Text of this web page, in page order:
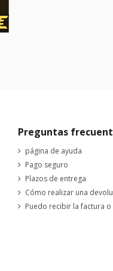
Preguntas
página de ayuda
Pago seguro
Plazos de entrega
Cómo realizar una
Puedo recibir la factura